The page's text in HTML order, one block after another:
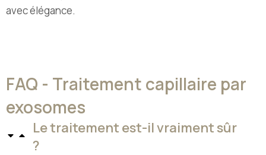
avec élégance.
FAQ - Traitement capillaire par
exosomes
Le traitement est-il vraiment sûr
?